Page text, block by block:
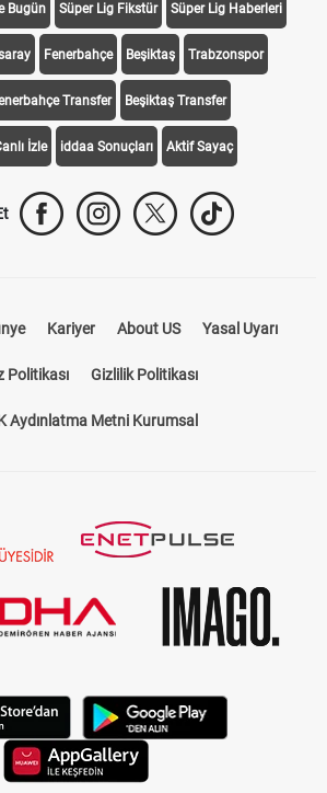
Bugün Süper Lig Fikstür Süper Lig Haberleri
Fenerbahçe Beşiktaş Trabzonspor
Transfer Beşiktaş Transfer
İzle iddaa Sonuçları Aktif Sayaç
Kariyer About US Yasal Uyarı
Politikası Gizlilik Politikası
Aydınlatma Metni Kurumsal